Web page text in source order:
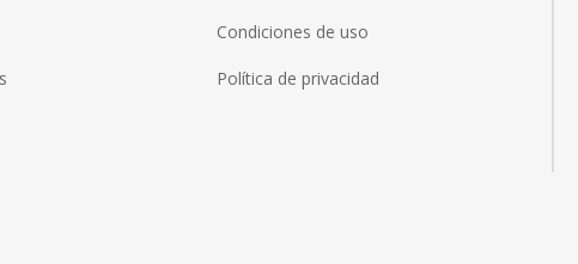
Condiciones de uso
Política de privacidad